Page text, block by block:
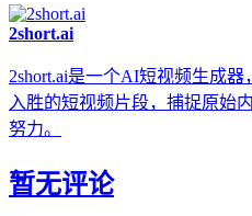
2short.ai
2short.ai是一个AI短视频生成
入胜的短视频片段，捕捉原始
努力。
暂无评论